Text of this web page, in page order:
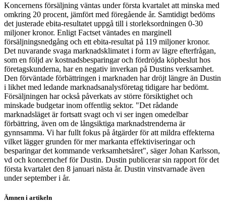
Koncernens försäljning väntas under första kvartalet att minska med
omkring 20 procent, jämfört med föregående år. Samtidigt bedöms
det justerade ebita-resultatet uppgå till i storleksordningen 0-30
miljoner kronor. Enligt Factset väntades en marginell
försäljningsnedgång och ett ebita-resultat på 119 miljoner kronor.
Det nuvarande svaga marknadsklimatet i form av lägre efterfrågan,
som en följd av kostnadsbesparingar och fördröjda köpbeslut hos
företagskunderna, har en negativ inverkan på Dustins verksamhet.
Den förväntade förbättringen i marknaden har dröjt längre än Dustin
i likhet med ledande marknadsanalysföretag tidigare har bedömt.
Försäljningen har också påverkats av större försiktighet och
minskade budgetar inom offentlig sektor. "Det rådande
marknadsläget är fortsatt svagt och vi ser ingen omedelbar
förbättring, även om de långsiktiga marknadstrenderna är
gynnsamma. Vi har fullt fokus på åtgärder för att mildra effekterna
vilket lägger grunden för mer markanta effektiviseringar och
besparingar det kommande verksamhetsåret", säger Johan Karlsson,
vd och koncernchef för Dustin. Dustin publicerar sin rapport för det
första kvartalet den 8 januari nästa år. Dustin vinstvarnade även
under september i år.
Ämnen i artikeln